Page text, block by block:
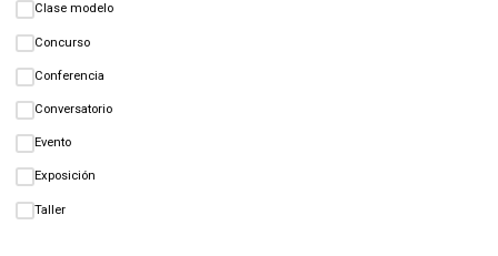
Clase modelo
Concurso
Conferencia
Conversatorio
Evento
Exposición
Taller